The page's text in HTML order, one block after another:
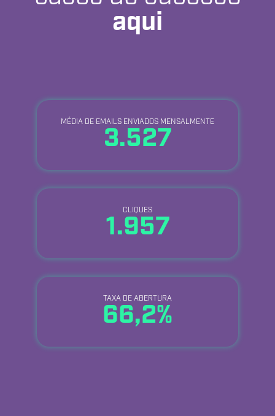
MÉDIA DE EMAILS ENVIADOS MENSALMENTE
3.527
CLIQUES
1.957
TAXA DE ABERTURA
66,2%
aqui